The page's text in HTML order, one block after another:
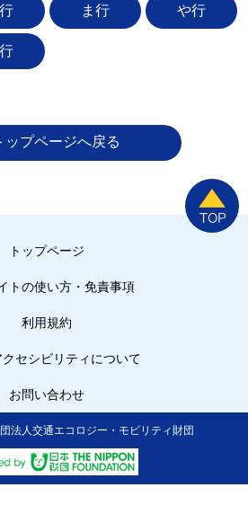
ま行 や行
ップページへ戻る
トップページ
トの使い方・免責事項
利用規約
セシビリティについて
お問い合わせ
法人交通エコロジー・モビリティ財団